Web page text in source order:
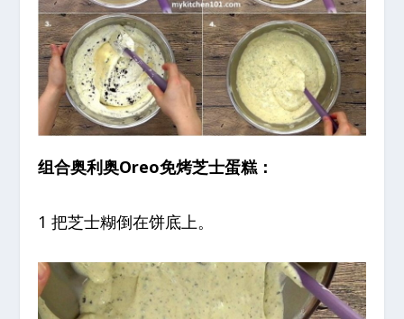
组合奥利奥Oreo免烤芝士蛋糕：
1 把芝士糊倒在饼底上。